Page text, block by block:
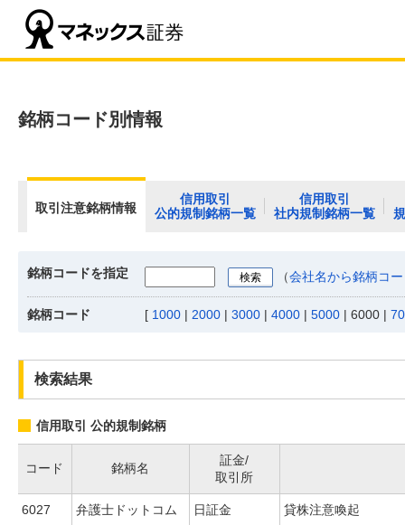
銘柄コード別情報
取引注意銘柄情報
信用取引
公的規制銘柄一覧
信用取引
社内規制銘柄一覧
銘柄コードを指定 （会社名から銘柄コ
銘柄コード [ 1000 | 2000 | 3000 | 4000 | 5000 | 6000 |
検索結果
信用取引 公的規制銘柄
コード 銘柄名
証金/
取引所
6027 弁護士ドットコム 日証金 貸株注意喚起